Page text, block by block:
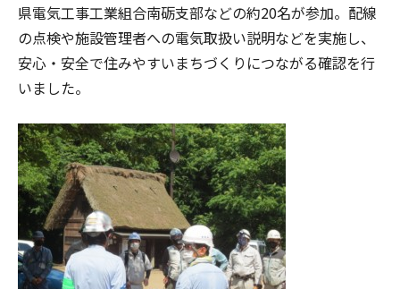
県電気工事工業組合南砺支部などの約20名が参加。配線
の点検や施設管理者への電気取扱い説明などを実施し、
安心・安全で住みやすいまちづくりにつながる確認を行
いました。